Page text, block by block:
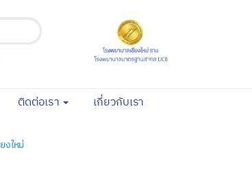
ติดต่อเรา เกี่ยวกับเรา
งใหม่